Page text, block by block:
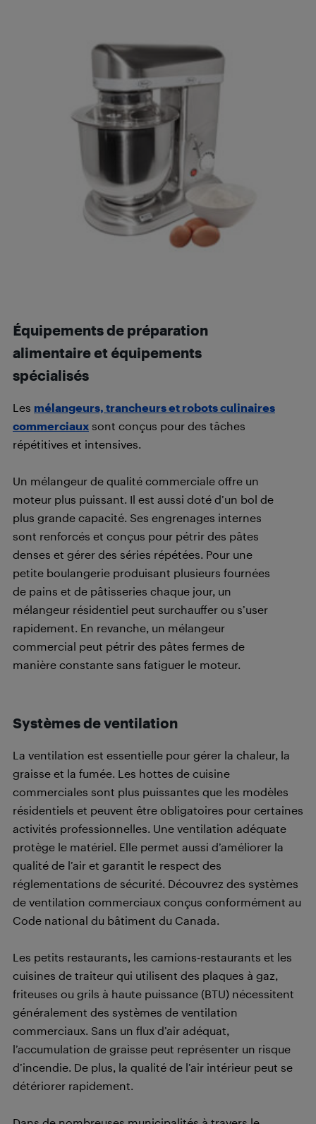
Équipements de préparation
alimentaire et équipements
spécialisés
Les mélangeurs, trancheurs et robots culinaires
commerciaux sont conçus pour des tâches
répétitives et intensives.
Un mélangeur de qualité commerciale offre un
moteur plus puissant. Il est aussi doté d’un bol de
plus grande capacité. Ses engrenages internes
sont renforcés et conçus pour pétrir des pâtes
denses et gérer des séries répétées. Pour une
petite boulangerie produisant plusieurs fournées
de pains et de pâtisseries chaque jour, un
mélangeur résidentiel peut surchauffer ou s’user
rapidement. En revanche, un mélangeur
commercial peut pétrir des pâtes fermes de
manière constante sans fatiguer le moteur.
Systèmes de ventilation
La ventilation est essentielle pour gérer la chaleur, la
graisse et la fumée. Les hottes de cuisine
commerciales sont plus puissantes que les modèles
résidentiels et peuvent être obligatoires pour certaines
activités professionnelles. Une ventilation adéquate
protège le matériel. Elle permet aussi d’améliorer la
qualité de l’air et garantit le respect des
réglementations de sécurité. Découvrez des systèmes
de ventilation commerciaux conçus conformément au
Code national du bâtiment du Canada.
Les petits restaurants, les camions-restaurants et les
cuisines de traiteur qui utilisent des plaques à gaz,
friteuses ou grils à haute puissance (BTU) nécessitent
généralement des systèmes de ventilation
commerciaux. Sans un flux d’air adéquat,
l’accumulation de graisse peut représenter un risque
d’incendie. De plus, la qualité de l’air intérieur peut se
détériorer rapidement.